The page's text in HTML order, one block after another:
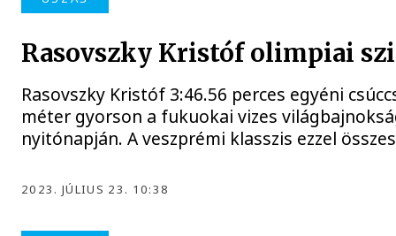
Rasovszky Kristóf olimpiai
Rasovszky Kristóf 3:46.56 perces egyéni
méter gyorson a fukuokai vizes
nyitónapján. A veszprémi klasszis ezzel
2023. JÚLIUS 23. 10:38